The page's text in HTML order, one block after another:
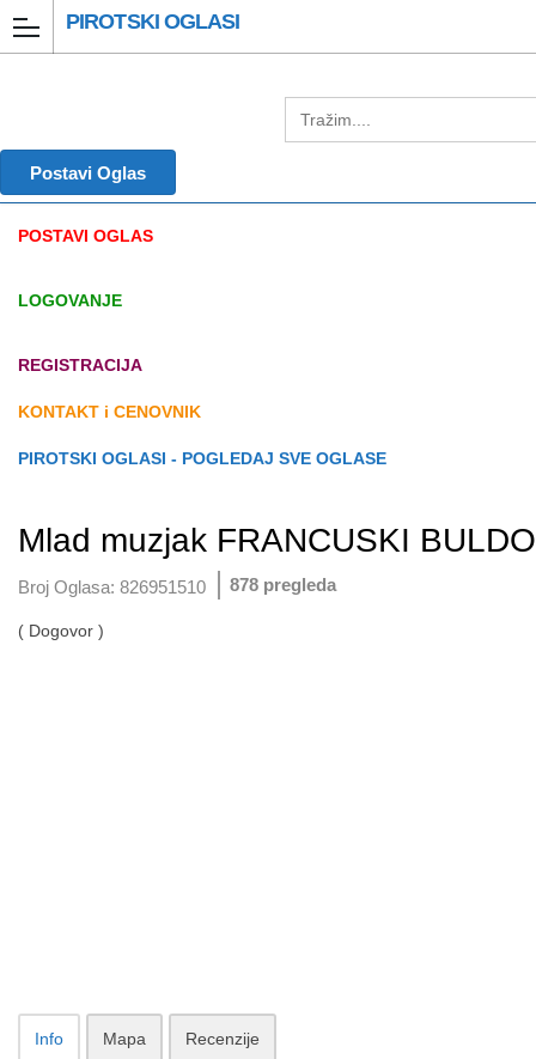
PIROTSKI OGLASI
Postavi Oglas
POSTAVI OGLAS
LOGOVANJE
REGISTRACIJA
KONTAKT i CENOVNIK
PIROTSKI OGLASI - POGLEDAJ SVE OGLASE
Mlad muzjak FRANCUSKI
Broj Oglasa: 826951510 878 pregleda
( Dogovor )
Info Mapa Recenzije